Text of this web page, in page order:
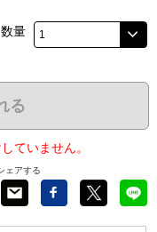
数量
る
ていません。
ェアする